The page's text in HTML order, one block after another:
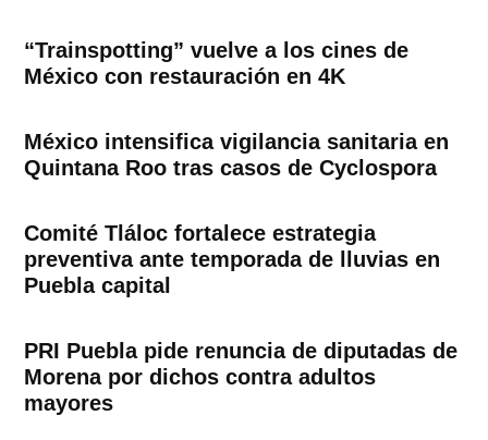
“Trainspotting” vuelve a los cines de
México con restauración en 4K
México intensifica vigilancia sanitaria en
Quintana Roo tras casos de Cyclospora
Comité Tláloc fortalece estrategia
preventiva ante temporada de lluvias en
Puebla capital
PRI Puebla pide renuncia de diputadas de
Morena por dichos contra adultos
mayores